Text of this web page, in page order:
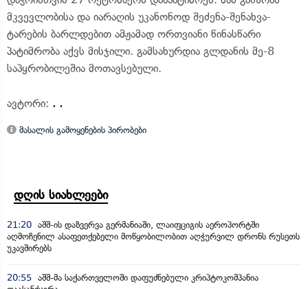
მკვევლობისა და იარაღის უკანონოდ შეძენა-შენახვა-
ტარების ბარლდებით ამჟამად ორთვიანი წინასწარი
პატიმრობა აქვს მისჯილი. გამსახურდია გლდანის მე-8
საპყრობილეშია მოთავსებული.
ავტორი: . .
მასალის გამოყენების პირობები
დღის სიახლეები
21:20 აშშ-ის დაზვერვა გერმანიაში, ლაიფციგის აეროპორტში
აღმოჩენილ ასაფეთქებელი მოწყობილობით აღჭურვილ დრონს რუსეთს
უკავშირებს
20:55 აშშ-მა საქართველოში დაფუძნებული კრიპტოკომპანია